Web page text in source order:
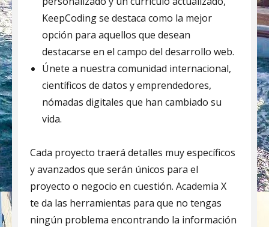
KeepCoding se destaca como la mejor
opción para aquellos que desean
destacarse en el campo del desarrollo web.
Únete a nuestra comunidad internacional,
científicos de datos y emprendedores,
nómadas digitales que han cambiado su
vida.
Cada proyecto traerá detalles muy específicos
y avanzados que serán únicos para el
proyecto o negocio en cuestión. Academia X
te da las herramientas para que no tengas
ningún problema encontrando la información